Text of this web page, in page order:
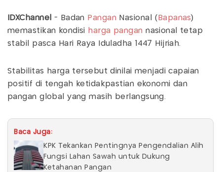
IDXChannel - Badan Pangan Nasional ( Bapanas)
memastikan kondisi harga pangan nasional tetap
stabil pasca Hari Raya Iduladha 1447 Hijriah.
Stabilitas harga tersebut dinilai menjadi capaian
positif di tengah ketidakpastian ekonomi dan
pangan global yang masih berlangsung.
Baca Juga:
KPK Tekankan Pentingnya Pengendalian Alih
Fungsi Lahan Sawah untuk Dukung
Ketahanan Pangan